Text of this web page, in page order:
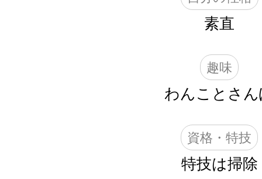
素直
趣味
わんことさん
資格・特技
特技は掃除